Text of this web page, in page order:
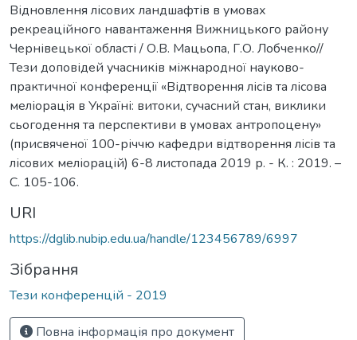
Відновлення лісових ландшафтів в умовах
рекреаційного навантаження Вижницького району
Чернівецької області / О.В. Мацьопа, Г.О. Лобченко//
Тези доповідей учасників міжнародної науково-
практичної конференції «Відтворення лісів та лісова
меліорація в Україні: витоки, сучасний стан, виклики
сьогодення та перспективи в умовах антропоцену»
(присвяченої 100-річчю кафедри відтворення лісів та
лісових меліорацій) 6-8 листопада 2019 р. - К. : 2019. –
С. 105-106.
URI
https://dglib.nubip.edu.ua/handle/123456789/6997
Зібрання
Тези конференцій - 2019
Повна інформація про документ